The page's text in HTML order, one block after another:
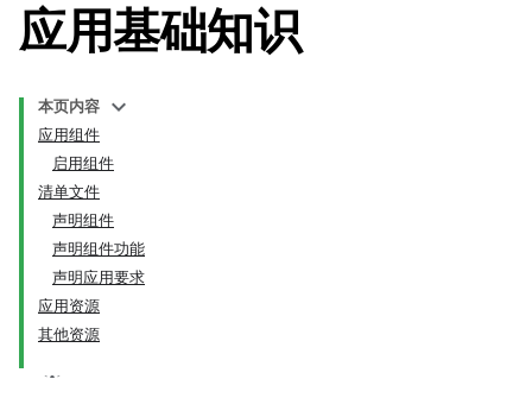
应用基础知识
本页内容
应用组件
启用组件
清单文件
声明组件
声明组件功能
声明应用要求
应用资源
其他资源